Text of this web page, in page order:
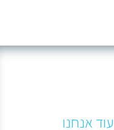
אנחנו